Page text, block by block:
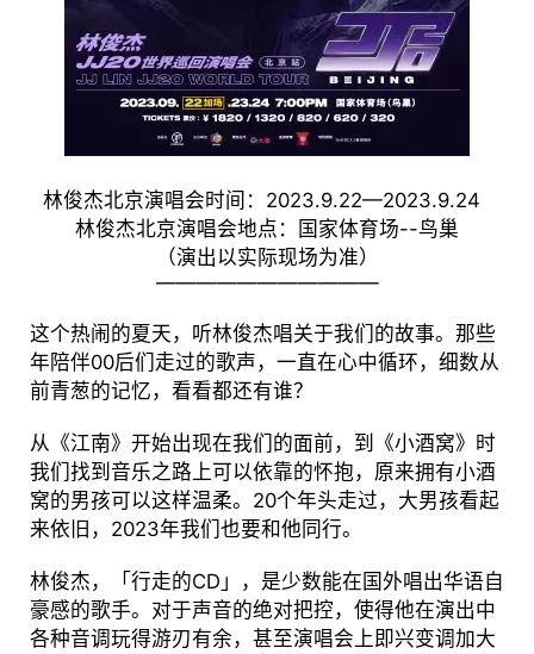
林俊杰北京演唱会时间：2023.9.22—2023.9.24
林俊杰北京演唱会地点：国家体育场--鸟巢
（演出以实际现场为准）
———————————
这个热闹的夏天，听林俊杰唱关于我们的故事。那些
年陪伴00后们走过的歌声，一直在心中循环，细数从
前青葱的记忆，看看都还有谁？
从《江南》开始出现在我们的面前，到《小酒窝》时
我们找到音乐之路上可以依靠的怀抱，原来拥有小酒
窝的男孩可以这样温柔。20个年头走过，大男孩看起
来依旧，2023年我们也要和他同行。
林俊杰，「行走的CD」，是少数能在国外唱出华语自
豪感的歌手。对于声音的绝对把控，使得他在演出中
各种音调玩得游刃有余，甚至演唱会上即兴变调加大